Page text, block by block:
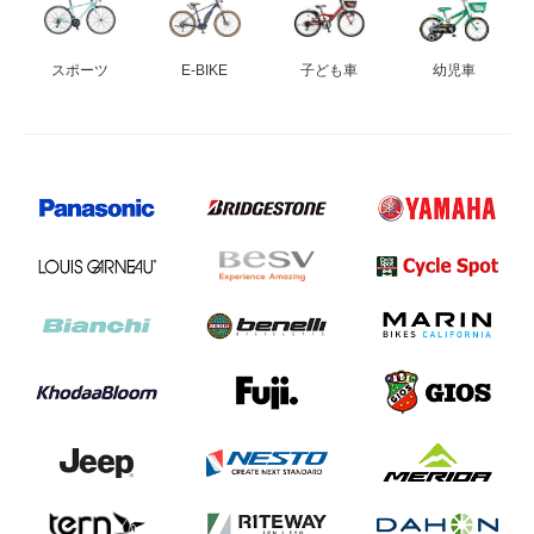
eVita
コンテンツ
メディア
求人情報
スポーツ E-BIKE 子ども車 幼児車